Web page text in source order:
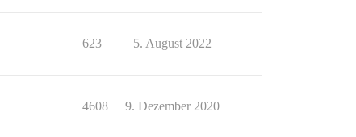
623 5. August 2022
4608 9. Dezember 2020